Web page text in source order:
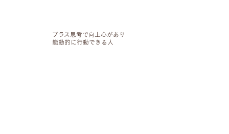
プラス思考で向上心があり
能動的に行動できる人